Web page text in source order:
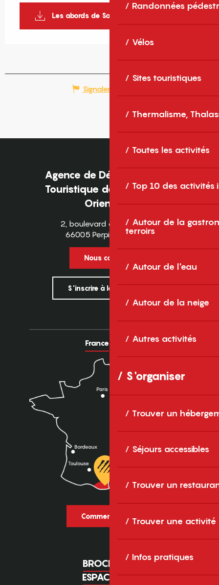
Randonnées
Vélos
Sites touristiques
Thermalisme,
Toutes les activités
Top 10 des activités
Autour de la
terroirs
Autour de l'eau
Autour de la neige
Autres activités
S'organiser
Trouver un
Séjours accessibles
Trouver un
Trouver une activité
Infos pratiques
Les abords de Saint-Martin_1
Signaler une erreur
Agence de Développement
Touristique des Pyrénées-
Orientales
2, boulevard des Pyrénées
66005 Perpignan Cedex
Nous contacter
S'inscrire à la newsletter
France Europe
Comment venir ?
BROCHURES
ESPACE PRO